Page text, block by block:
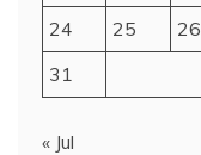
24
25 26
31
« Jul